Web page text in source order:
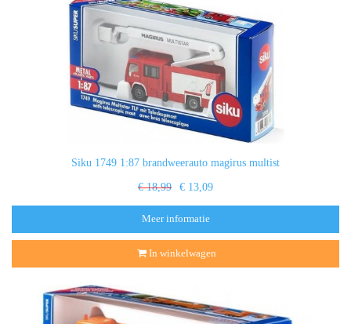
Siku 1749 1:87 brandweerauto magirus multist
€ 18,99 € 13,09
Meer informatie
In winkelwagen